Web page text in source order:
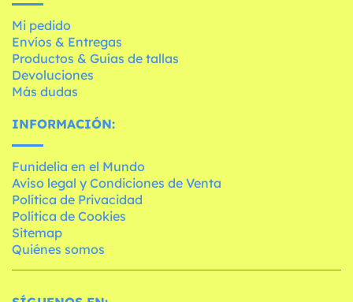
Mi pedido
Envíos & Entregas
Productos & Guías de tallas
Devoluciones
Más dudas
INFORMACIÓN:
Funidelia en el Mundo
Aviso legal y Condiciones de Venta
Política de Privacidad
Política de Cookies
Sitemap
Quiénes somos